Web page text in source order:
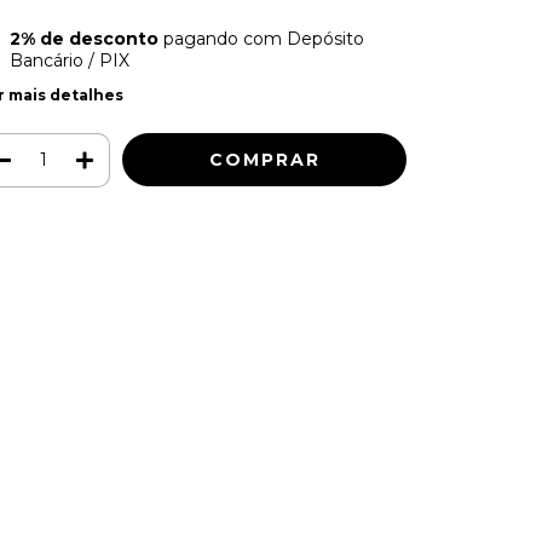
2% de descontopagando com Depósito
Bancário / PIX
mais detalhes